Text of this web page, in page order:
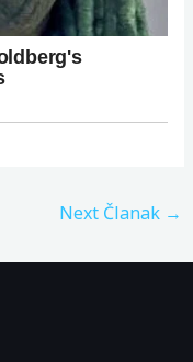
Next Članak →